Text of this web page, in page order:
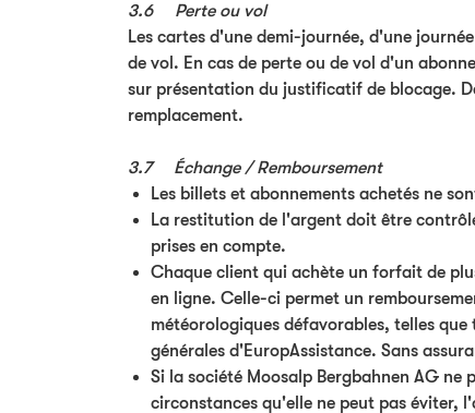
3.6 Perte ou vol
Les cartes d'une demi-journée, d'une
de vol. En cas de perte ou de vol d'un
sur présentation du justificatif de blocage.
remplacement.
3.7 Échange / Remboursement
Les billets et abonnements achetés ne
La restitution de l'argent doit être
prises en compte.
Chaque client qui achète un forfait de
en ligne. Celle-ci permet un
météorologiques défavorables, telles
générales d'EuropAssistance. Sans
Si la société Moosalp Bergbahnen AG
circonstances qu'elle ne peut pas éviter,